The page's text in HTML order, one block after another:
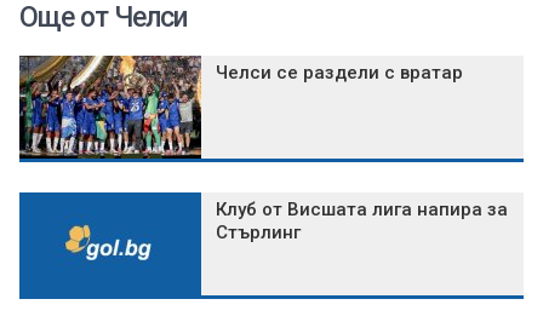
Още от Челси
Челси се раздели с вратар
Клуб от Висшата лига напира за
Стърлинг